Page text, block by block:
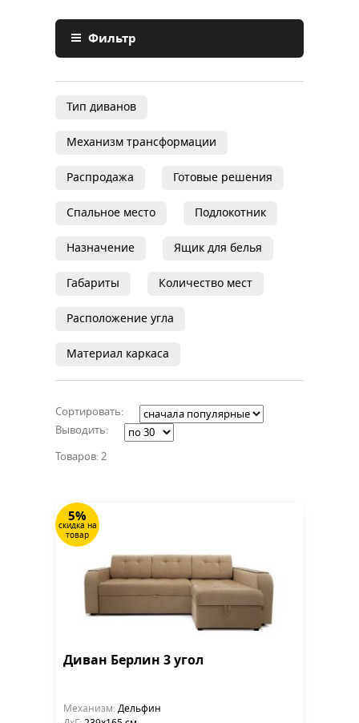
Фильтр
Тип диванов
Механизм трансформации
Распродажа Готовые решения
Спальное место Подлокотник
Назначение Ящик для белья
Габариты Количество мест
Расположение угла
Материал каркаса
Сортировать:
Выводить:
Товаров: 2
5%
скидка на
товар
Диван Берлин 3 угол
Механизм: Дельфин